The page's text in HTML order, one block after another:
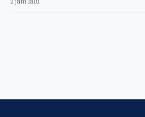
2 jam lalu